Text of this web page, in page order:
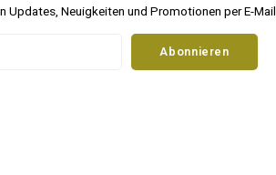
Updates, Neuigkeiten und Promotionen per E-Mail
Abonnieren